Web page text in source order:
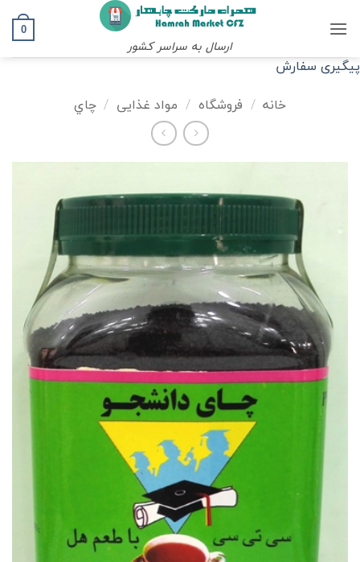
ارسال به سراسر کشور
0
پیگیری سفارش
خانه / فروشگاه / مواد غذایی / چاي